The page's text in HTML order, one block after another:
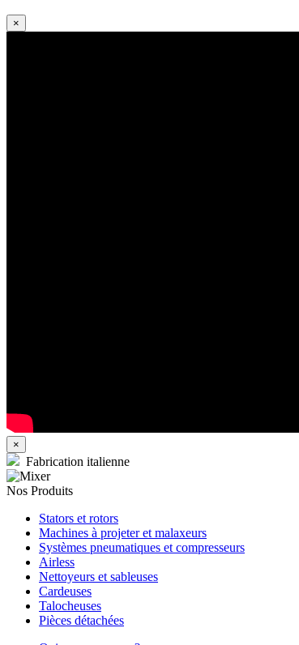
×
×
Fabrication italienne
Nos Produits
Stators et rotors
Machines à projeter et malaxeurs
Systèmes pneumatiques et compresseurs
Airless
Nettoyeurs et sableuses
Cardeuses
Talocheuses
Pièces détachées